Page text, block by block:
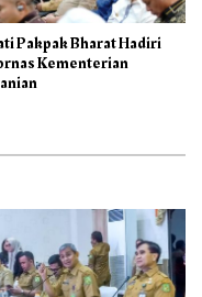
Pakpak Bharat Hadiri
Kementerian